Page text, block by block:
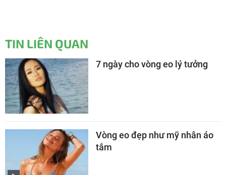
TIN LIÊN QUAN
7 ngày cho vòng eo lý tưởng
Vòng eo đẹp như mỹ nhân áo
tắm